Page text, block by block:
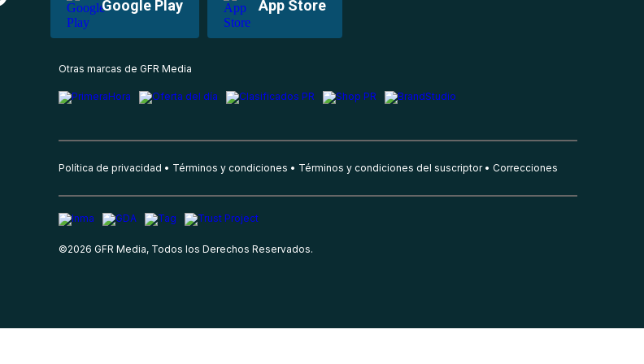
Google Play App Store
Otras marcas de GFR Media
Política de privacidad Términos y condiciones Términos y condiciones del suscriptor Correcciones
©2026 GFR Media, Todos los Derechos Reservados.